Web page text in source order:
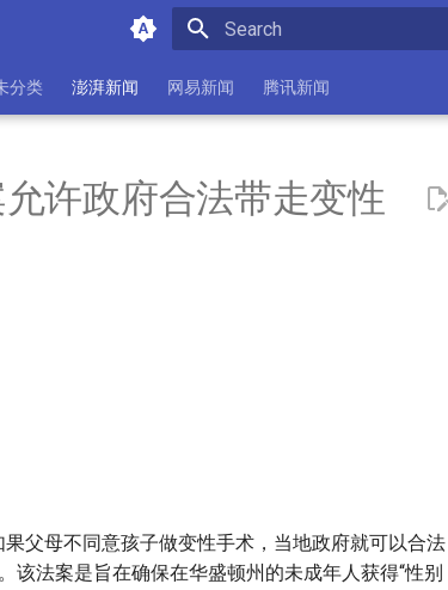
分类 澎湃新闻 网易新闻 腾讯新闻
许政府合法带走变性
父母不同意孩子做变性手术，当地政府就可以合法
该法案是旨在确保在华盛顿州的未成年人获得“性别